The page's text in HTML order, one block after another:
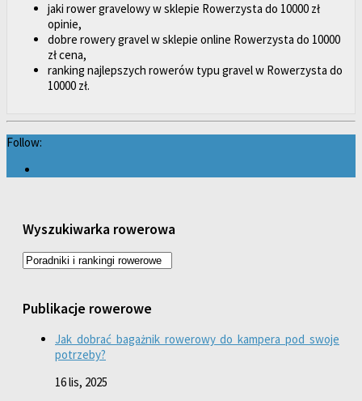
jaki rower gravelowy w sklepie Rowerzysta do 10000 zł
opinie,
dobre rowery gravel w sklepie online Rowerzysta do 10000
zł cena,
ranking najlepszych rowerów typu gravel w Rowerzysta do
10000 zł.
Follow:
Wyszukiwarka rowerowa
Publikacje rowerowe
Jak dobrać bagażnik rowerowy do kampera pod swoje
potrzeby?
16 lis, 2025